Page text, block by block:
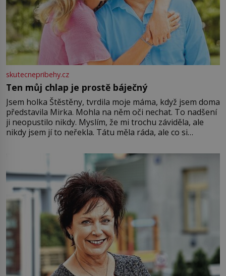
skutecnepribehy.cz
Ten můj chlap je prostě báječný
Jsem holka Štěstěny, tvrdila moje máma, když jsem doma
představila Mirka. Mohla na něm oči nechat. To nadšení
ji neopustilo nikdy. Myslím, že mi trochu záviděla, ale
nikdy jsem jí to neřekla. Tátu měla ráda, ale co si
Jsme spolu moc rádi Tehdy byla jiná doba, když